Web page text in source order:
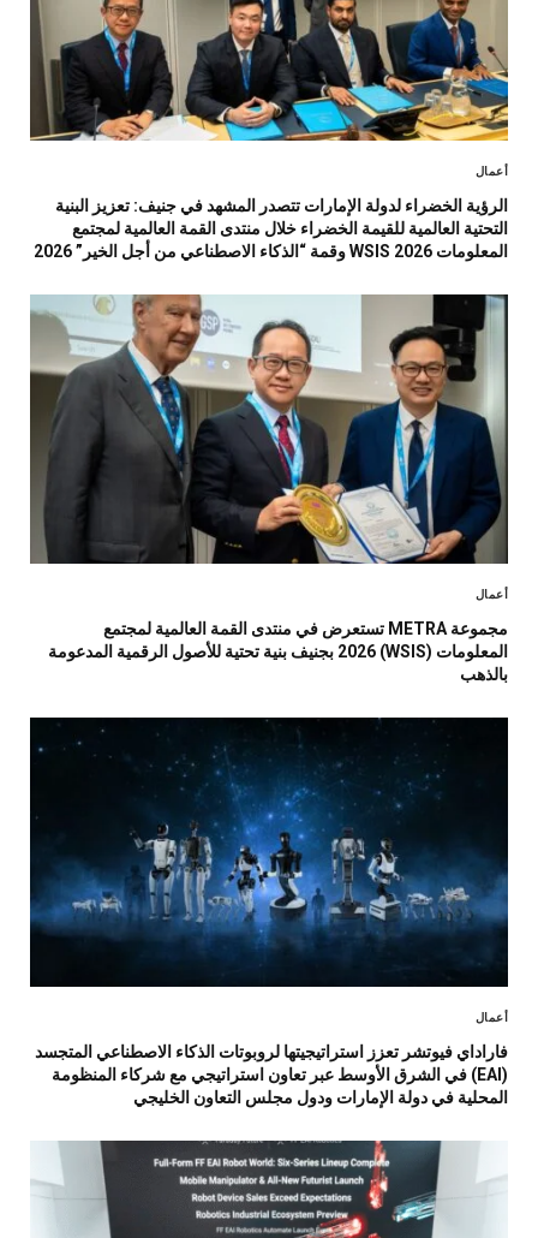
أعمال
الرؤية الخضراء لدولة الإمارات تتصدر المشهد في جنيف: تعزيز البنية
التحتية العالمية للقيمة الخضراء خلال منتدى القمة العالمية لمجتمع
المعلومات WSIS 2026 وقمة “الذكاء الاصطناعي من أجل الخير” 2026
أعمال
مجموعة METRA تستعرض في منتدى القمة العالمية لمجتمع
المعلومات (WSIS) 2026 بجنيف بنية تحتية للأصول الرقمية المدعومة
بالذهب
أعمال
فاراداي فيوتشر تعزز استراتيجيتها لروبوتات الذكاء الاصطناعي المتجسد
(EAI) في الشرق الأوسط عبر تعاون استراتيجي مع شركاء المنظومة
المحلية في دولة الإمارات ودول مجلس التعاون الخليجي